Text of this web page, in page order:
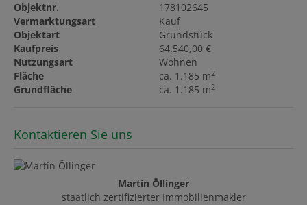
Objektnr.
178102645
Vermarktungsart
Kauf
Objektart
Grundstück
Kaufpreis
64.540,00 €
Nutzungsart
Wohnen
Fläche
ca. 1.185 m2
Grundfläche ca. 1.185 m2
Kontaktieren Sie uns
Martin Öllinger
staatlich zertifizierter Immobilienmakler